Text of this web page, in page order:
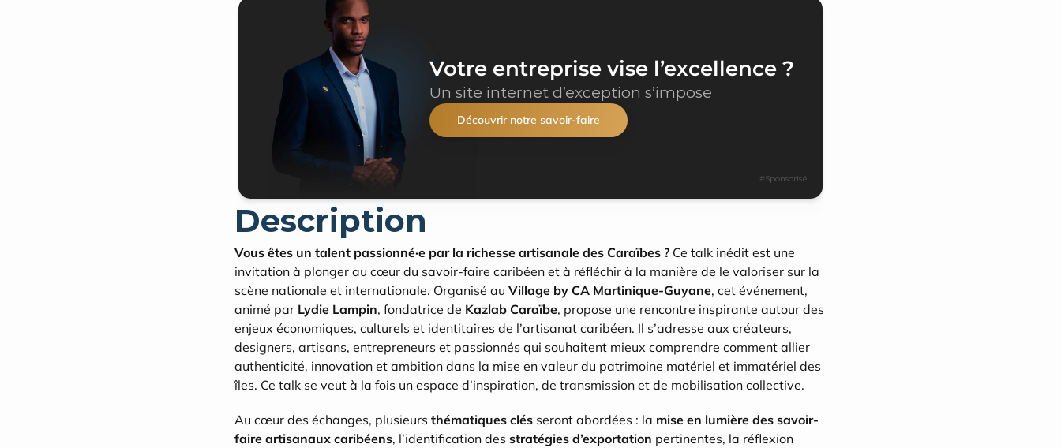
Votre entreprise vise l’excellence ?
Un site internet d’exception s’impose
Découvrir notre savoir-faire
#Sponsorisé
Description
Vous êtes un talent passionné·e par la richesse artisanale des Caraïbes ? Ce talk inédit est une
invitation à plonger au cœur du savoir-faire caribéen et à réfléchir à la manière de le valoriser sur la
scène nationale et internationale. Organisé au Village by CA Martinique-Guyane, cet événement,
animé par Lydie Lampin, fondatrice de Kazlab Caraïbe, propose une rencontre inspirante autour des
enjeux économiques, culturels et identitaires de l’artisanat caribéen. Il s’adresse aux créateurs,
designers, artisans, entrepreneurs et passionnés qui souhaitent mieux comprendre comment allier
authenticité, innovation et ambition dans la mise en valeur du patrimoine matériel et immatériel des
îles. Ce talk se veut à la fois un espace d’inspiration, de transmission et de mobilisation collective.
Au cœur des échanges, plusieurs thématiques clés seront abordées : la mise en lumière des savoir-
faire artisanaux caribéens, l’identification des stratégies d’exportation pertinentes, la réflexion